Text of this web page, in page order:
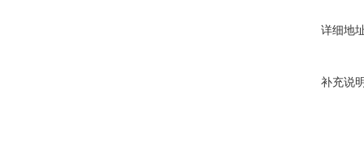
详细地
补充说